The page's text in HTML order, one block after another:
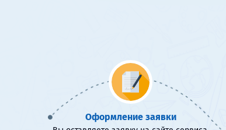
Оформление заявки